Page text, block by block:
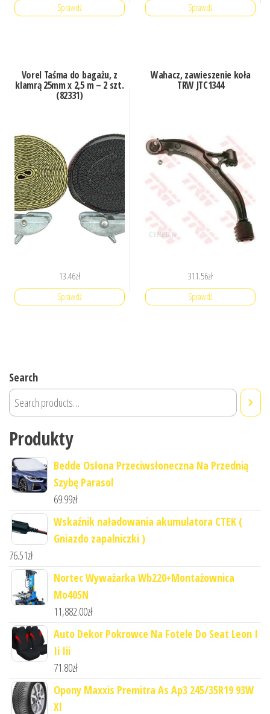
Sprawdź Sprawdź
Vorel Taśma do bagażu, z
klamrą 25mm x 2,5 m – 2 szt.
(82331)
13.46zł
Sprawdź
Wahacz, zawieszenie koła
TRW JTC1344
311.56zł
Sprawdź
Search
Produkty
Bedde Osłona Przeciwsłoneczna Na Przednią
Szybę Parasol
69.99zł
Wskaźnik naładowania akumulatora CTEK (
Gniazdo zapalniczki )
76.51zł
Nortec Wyważarka Wb220+Montażownica
Mo405N
11,882.00zł
Auto Dekor Pokrowce Na Fotele Do Seat Leon I
Ii Iii
71.80zł
Opony Maxxis Premitra As Ap3 245/35R19 93W
Xl